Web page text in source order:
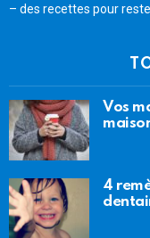
– des recettes pour
Vos
4